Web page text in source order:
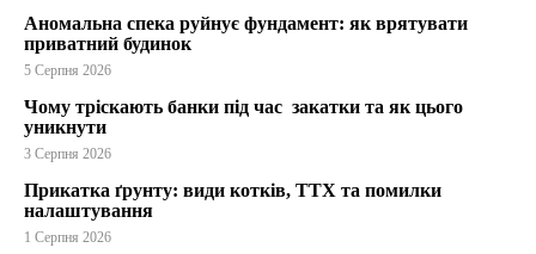
Аномальна спека руйнує фундамент: як врятувати
приватний будинок
5 Серпня 2026
Чому тріскають банки під час закатки та як цього
уникнути
3 Серпня 2026
Прикатка ґрунту: види котків, ТТХ та помилки
налаштування
1 Серпня 2026